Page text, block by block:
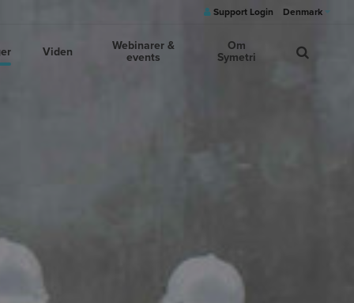
Support Login Denmark
Viden
Webinarer &
events
Om
Symetri